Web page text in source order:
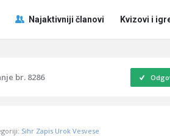
Pitaj
Učene
Navigacija
Najaktivniji članovi Kvizovi i
br. 8286
Sihr Zapis Urok Vesvese